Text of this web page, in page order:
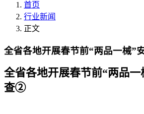
首页
行业新闻
正文
全省各地开展春节前“两品一械”
全省各地开展春节前“两品
查②